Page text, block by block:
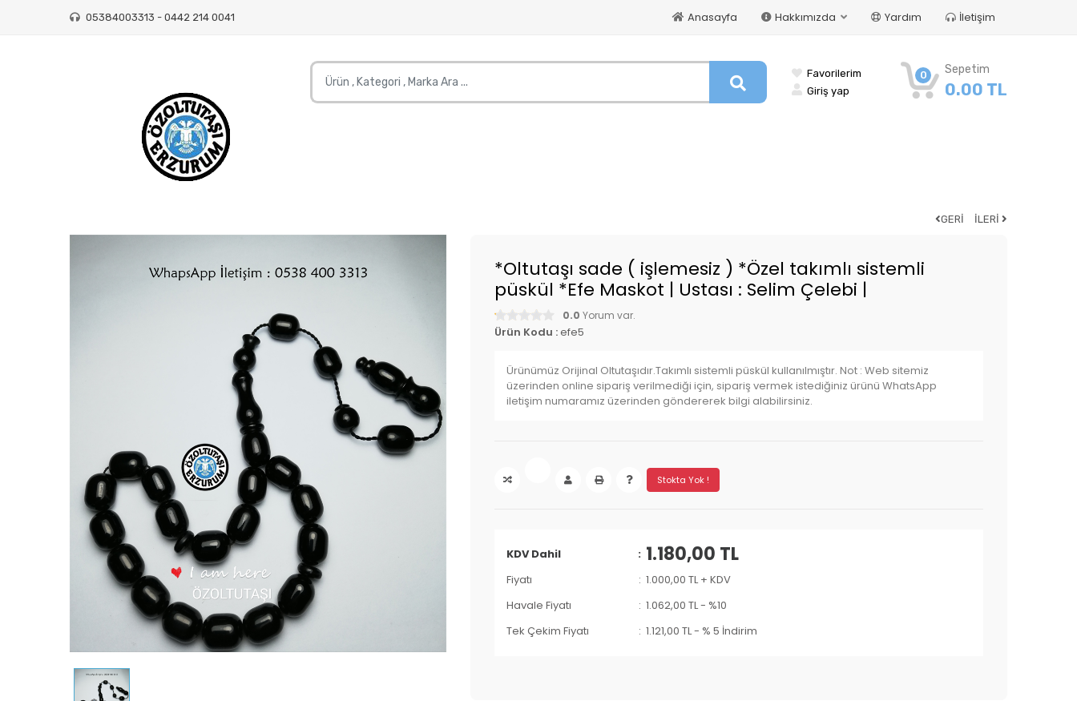
05384003313 - 0442 214 0041 Anasayfa Hakkımızda Yardım İletişim
0 Sepetim
0.00 TL
Favorilerim
Giriş yap
GERİ İLERİ
*Oltutaşı sade ( işlemesiz ) *Özel takımlı sistemli
püskül *Efe Maskot | Ustası : Selim Çelebi |
0.0 Yorum var.
Ürün Kodu :efe5
Ürünümüz Orijinal Oltutaşıdır.Takımlı sistemli püskül kullanılmıştır. Not : Web sitemiz
üzerinden online sipariş verilmediği için, sipariş vermek istediğiniz ürünü WhatsApp
iletişim numaramız üzerinden göndererek bilgi alabilirsiniz.
Stokta Yok !
KDV Dahil 1.180,00 TL
Fiyatı
1.000,00 TL + KDV
Havale Fiyatı
1.062,00 TL- %10
Tek Çekim Fiyatı
1.121,00 TL- % 5 İndirim